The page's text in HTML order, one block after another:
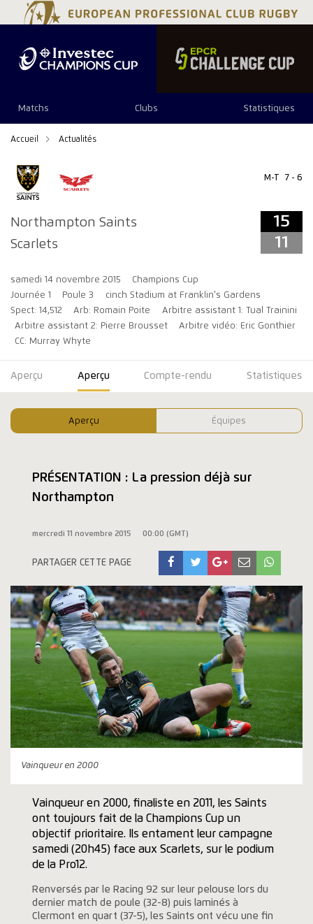
Matchs Clubs Statistiques
Accueil Actualités
Northampton Saints
Scarlets
M-T 7 - 6
15
11
samedi 14 novembre 2015
Champions Cup
Journée 1
Poule 3
cinch Stadium at Franklin's Gardens
Spect: 14,512
Arb: Romain Poite
Arbitre assistant 1: Tual Trainini
Arbitre assistant 2: Pierre Brousset
Arbitre vidéo: Eric Gonthier
CC: Murray Whyte
15 11
Aperçu Aperçu Compte-rendu Statistiques
Aperçu Équipes
PRÉSENTATION : La pression déjà sur
Northampton
mercredi 11 novembre 2015 00:00 (GMT)
PARTAGER CETTE PAGE
Vainqueur en 2000
Vainqueur en 2000, finaliste en 2011, les Saints
ont toujours fait de la Champions Cup un
objectif prioritaire. Ils entament leur campagne
samedi (20h45) face aux Scarlets, sur le podium
de la Pro12.
Renversés par le Racing 92 sur leur pelouse lors du
dernier match de poule (32-8) puis laminés à
Clermont en quart (37-5), les Saints ont vécu une fin